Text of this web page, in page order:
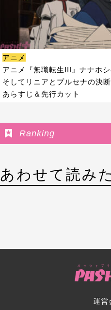
アニメ
アニメ『無職転生III』ナナホ
そしてリニアとプルセナの決
あらすじ＆先行カット
Ranking
あわせて読み
運営